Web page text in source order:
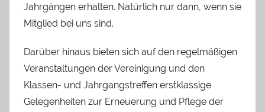
Jahrgängen erhalten. Natürlich nur dann, wenn sie
Mitglied bei uns sind.
Darüber hinaus bieten sich auf den regelmäßigen
Veranstaltungen der Vereinigung und den
Klassen- und Jahrgangstreffen erstklassige
Gelegenheiten zur Erneuerung und Pflege der